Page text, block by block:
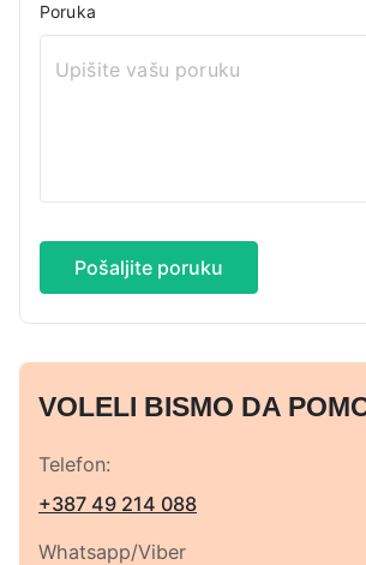
Poruka
Pošaljite poruku
VOLELI BISMO DA
Telefon:
+387 49 214 088
Whatsapp/Viber